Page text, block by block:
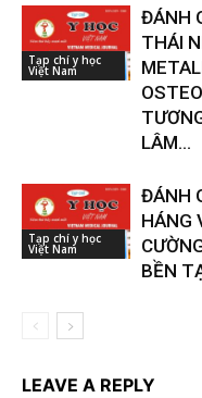
Tạp chí y học
Việt Nam
ĐÁNH
THÁI
LÂM...
Tạp chí y học
Việt Nam
ĐÁNH
HÁNG
BỀN
LEAVE A REPLY